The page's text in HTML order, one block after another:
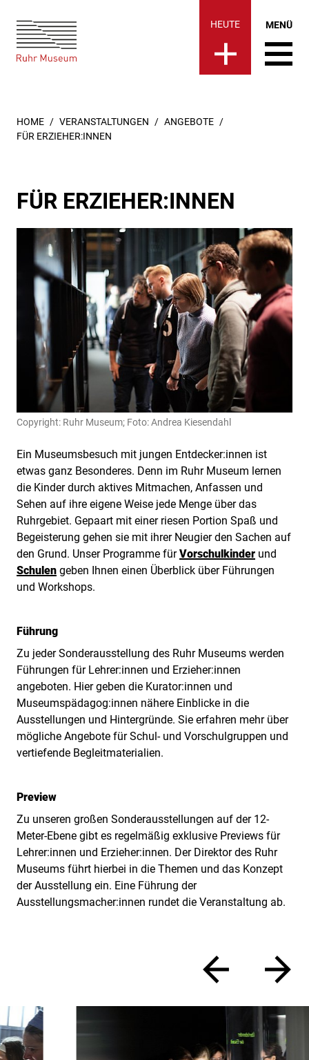
HEUTE MENÜ
SIE SIND HIER:
HOME VERANSTALTUNGEN
ANGEBOTE
FÜR ERZIEHER:INNEN
FÜR ERZIEHER:INNEN
Copyright: Ruhr Museum; Foto: Andrea Kiesendahl
Ein Museumsbesuch mit jungen Entdecker:innen ist
etwas ganz Besonderes. Denn im Ruhr Museum lernen
die Kinder durch aktives Mitmachen, Anfassen und
Sehen auf ihre eigene Weise jede Menge über das
Ruhrgebiet. Gepaart mit einer riesen Portion Spaß und
Begeisterung gehen sie mit ihrer Neugier den Sachen auf
den Grund. Unser Programme fürVorschulkinder und
Schulen geben Ihnen einen Überblick über Führungen
und Workshops.
Führung
Zu jeder Sonderausstellung des Ruhr Museums werden
Führungen für Lehrer:innen und Erzieher:innen
angeboten. Hier geben die Kurator:innen und
Museumspädagog:innen nähere Einblicke in die
Ausstellungen und Hintergründe. Sie erfahren mehr über
mögliche Angebote für Schul- und Vorschulgruppen und
vertiefende Begleitmaterialien.
Preview
Zu unseren großen Sonderausstellungen auf der 12-
Meter-Ebene gibt es regelmäßig exklusive Previews für
Lehrer:innen und Erzieher:innen. Der Direktor des Ruhr
Museums führt hierbei in die Themen und das Konzept
der Ausstellung ein. Eine Führung der
Ausstellungsmacher:innen rundet die Veranstaltung ab.